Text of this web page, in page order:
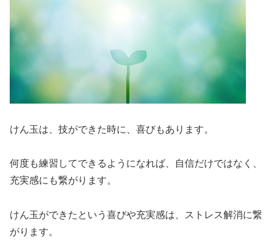
けん玉は、技ができた時に、喜びもあります。
何度も練習してできるようになれば、自信だけではなく、
充実感にも繋がります。
けん玉ができたという喜びや充実感は、ストレス解消に繋
がります。